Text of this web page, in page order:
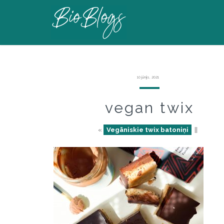
10 jūnijs, 2021
vegan twix
« Vegāniskie twix batoniņi